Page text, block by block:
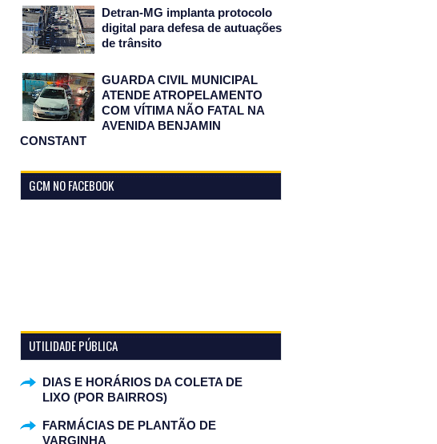
Detran-MG implanta protocolo
digital para defesa de autuações
de trânsito
GUARDA CIVIL MUNICIPAL
ATENDE ATROPELAMENTO
COM VÍTIMA NÃO FATAL NA
AVENIDA BENJAMIN
CONSTANT
GCM NO FACEBOOK
UTILIDADE PÚBLICA
DIAS E HORÁRIOS DA COLETA DE
LIXO (POR BAIRROS)
FARMÁCIAS DE PLANTÃO DE
VARGINHA